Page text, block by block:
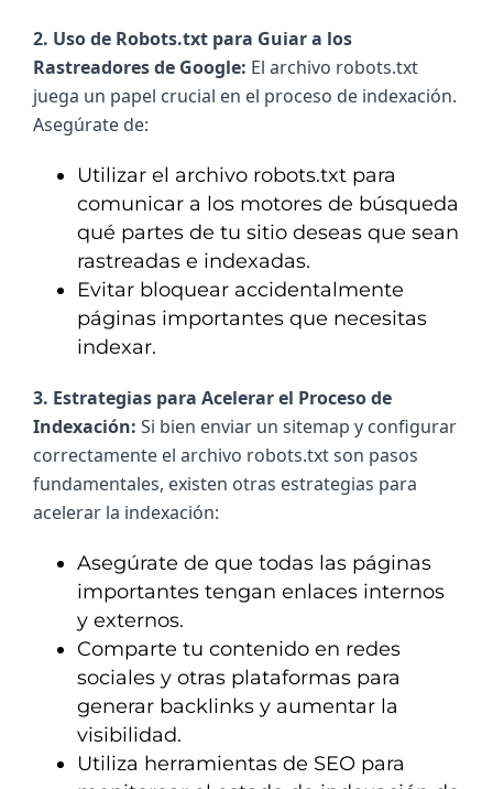
2. Uso de Robots.txt para Guiar a los
Rastreadores de Google: El archivo robots.txt
juega un papel crucial en el proceso de indexación.
Asegúrate de:
Utilizar el archivo robots.txt para
comunicar a los motores de búsqueda
qué partes de tu sitio deseas que sean
rastreadas e indexadas.
Evitar bloquear accidentalmente
páginas importantes que necesitas
indexar.
3. Estrategias para Acelerar el Proceso de
Indexación: Si bien enviar un sitemap y configurar
correctamente el archivo robots.txt son pasos
fundamentales, existen otras estrategias para
acelerar la indexación:
Asegúrate de que todas las páginas
importantes tengan enlaces internos
y externos.
Comparte tu contenido en redes
sociales y otras plataformas para
generar backlinks y aumentar la
visibilidad.
Utiliza herramientas de SEO para